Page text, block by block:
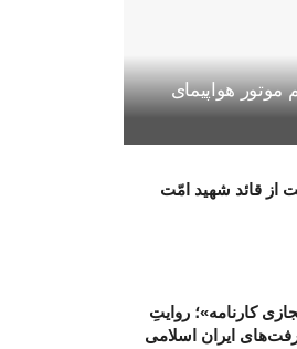
موتور هواپیمای
از قائد شهید امّت
کارنامه»؛ روایتِ
ایران اسلامی